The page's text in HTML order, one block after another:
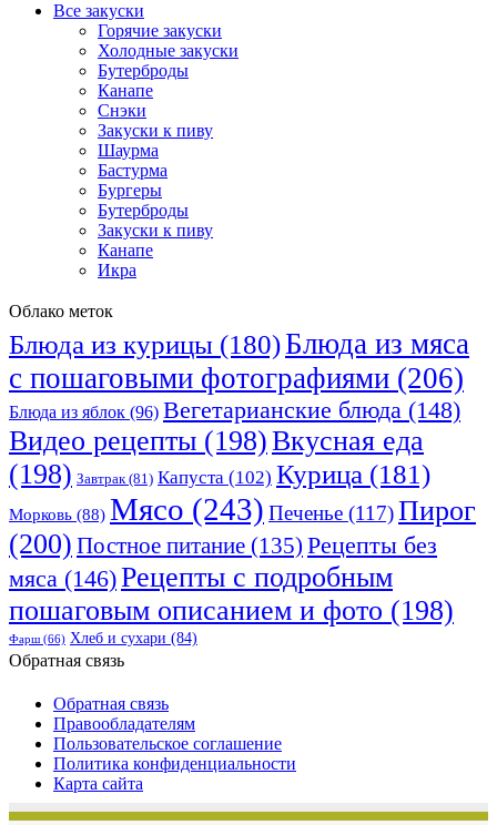
Все закуски
Горячие закуски
Холодные закуски
Бутерброды
Канапе
Снэки
Закуски к пиву
Шаурма
Бастурма
Бургеры
Бутерброды
Закуски к пиву
Канапе
Икра
Облако меток
Блюда из курицы (180)Блюда из мяса
с пошаговыми фотографиями (206)
Блюда из яблок (96) Вегетарианские блюда (148)
Видео рецепты (198)Вкусная еда
(198) Завтрак(81) Капуста (102) Курица (181)
Морковь (88) Мясо (243) Печенье (117)Пирог
(200) Постное питание (135) Рецепты без
мяса (146)Рецепты с подробным
пошаговым описанием и фото (198)
Фарш(66) Хлеб и сухари (84)
Обратная связь
Обратная связь
Правообладателям
Пользовательское соглашение
Политика конфиденциальности
Карта сайта